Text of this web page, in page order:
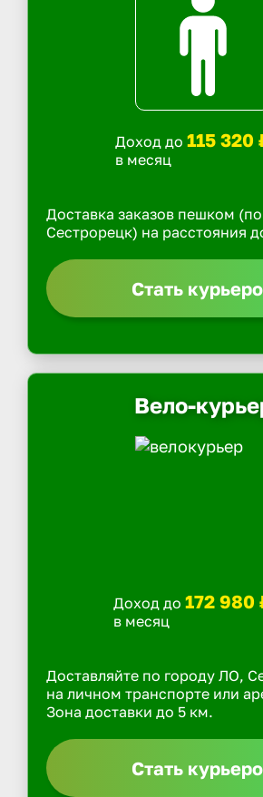
Доход до 115 320
в месяц
Доставка заказов пешком
Сестрорецк) на расстояния
Стать
Вело-
Доход до 172 980
в месяц
Доставляйте по городу ЛО,
на личном транспорте или
Зона доставки до 5 км.
Стать